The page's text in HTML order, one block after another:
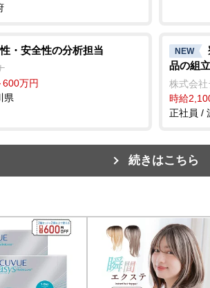
・安全性の分析担当
600万円
県
NEW
品の組
株式会
時給
正社員 /
続きはこちら